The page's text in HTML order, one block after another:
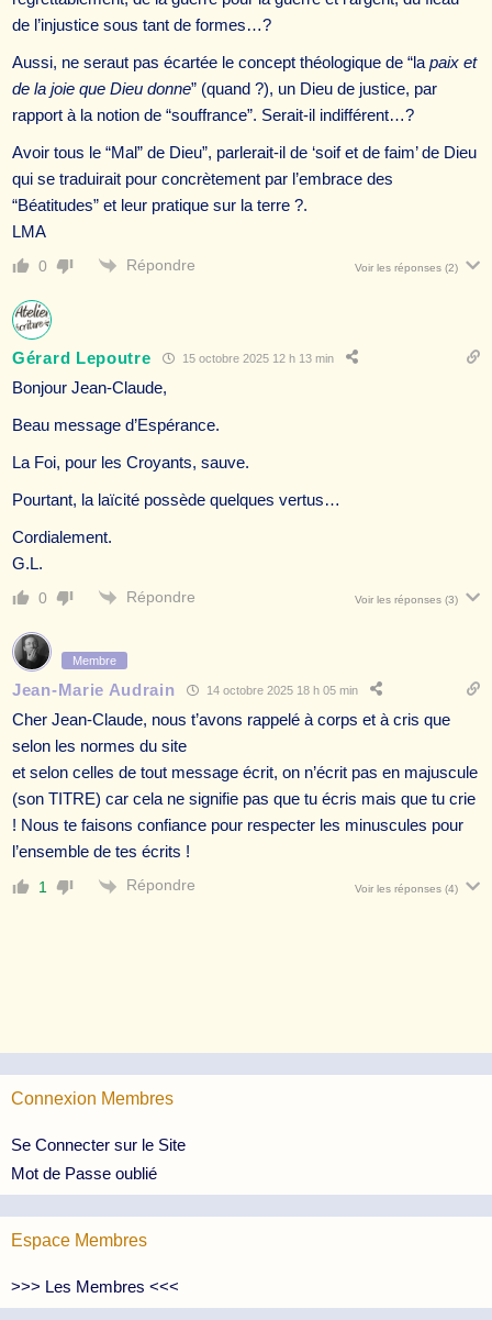
de l’injustice sous tant de formes…?
Aussi, ne seraut pas écartée le concept théologique de “la paix et
de la joie que Dieu donne” (quand ?), un Dieu de justice, par
rapport à la notion de “souffrance”. Serait-il indifférent…?
Avoir tous le “Mal” de Dieu”, parlerait-il de ‘soif et de faim’ de Dieu
qui se traduirait pour concrètement par l’embrace des
“Béatitudes” et leur pratique sur la terre ?.
LMA
0 Répondre Voir les réponses (2)
Gérard Lepoutre 15 octobre 2025 12 h 13 min
Bonjour Jean-Claude,
Beau message d’Espérance.
La Foi, pour les Croyants, sauve.
Pourtant, la laïcité possède quelques vertus…
Cordialement.
G.L.
0 Répondre Voir les réponses (3)
Membre
Jean-Marie Audrain 14 octobre 2025 18 h 05 min
Cher Jean-Claude, nous t’avons rappelé à corps et à cris que
selon les normes du site
et selon celles de tout message écrit, on n’écrit pas en majuscule
(son TITRE) car cela ne signifie pas que tu écris mais que tu crie
! Nous te faisons confiance pour respecter les minuscules pour
l’ensemble de tes écrits !
1 Répondre Voir les réponses (4)
Connexion Membres
Se Connecter sur le Site
Mot de Passe oublié
Espace Membres
>>> Les Membres <<<